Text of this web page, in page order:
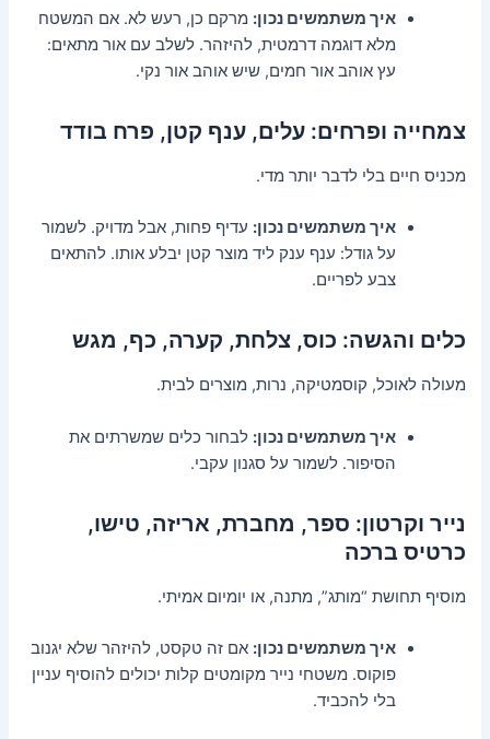
איך משתמשים נכון: מרקם כן, רעש לא. אם המשטח
מלא דוגמה דרמטית, להיזהר. לשלב עם אור מתאים:
עץ אוהב אור חמים, שיש אוהב אור נקי.
צמחייה ופרחים: עלים, ענף קטן, פרח בודד
מכניס חיים בלי לדבר יותר מדי.
איך משתמשים נכון: עדיף פחות, אבל מדויק. לשמור
על גודל: ענף ענק ליד מוצר קטן יבלע אותו. להתאים
צבע לפריים.
כלים והגשה: כוס, צלחת, קערה, כף, מגש
מעולה לאוכל, קוסמטיקה, נרות, מוצרים לבית.
איך משתמשים נכון: לבחור כלים שמשרתים את
הסיפור. לשמור על סגנון עקבי.
נייר וקרטון: ספר, מחברת, אריזה, טישו,
כרטיס ברכה
מוסיף תחושת “מותג”, מתנה, או יומיום אמיתי.
איך משתמשים נכון: אם זה טקסט, להיזהר שלא יגנוב
פוקוס. משטחי נייר מקומטים קלות יכולים להוסיף עניין
בלי להכביד.